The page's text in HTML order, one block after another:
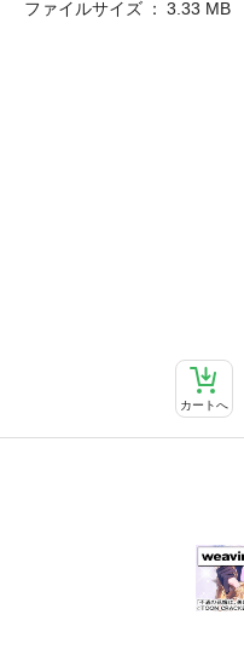
カートへ
ファイルサイズ
3.33 MB